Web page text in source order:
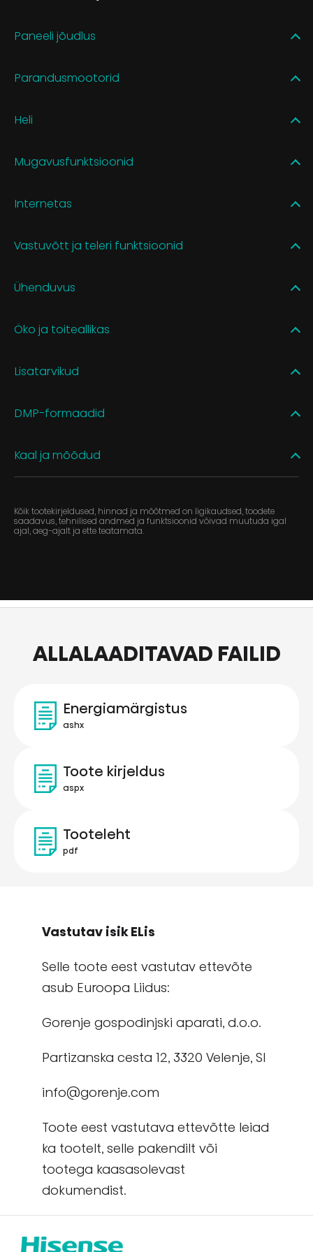
Paneeli jõudlus
Parandusmootorid
Heli
Mugavusfunktsioonid
Internetas
Vastuvõtt ja teleri funktsioonid
Ühenduvus
Öko ja toiteallikas
Lisatarvikud
DMP-formaadid
Kaal ja mõõdud
Kõik tootekirjeldused, hinnad ja mõõtmed on ligikaudsed, toodete
saadavus, tehnilised andmed ja funktsioonid võivad muutuda igal
ajal, aeg-ajalt ja ette teatamata.
ALLALAADITAVAD FAILID
Energiamärgistus
ashx
Toote kirjeldus
aspx
Tooteleht
pdf
Vastutav isik ELis
Selle toote eest vastutav ettevõte
asub Euroopa Liidus:
Gorenje gospodinjski aparati, d.o.o.
Partizanska cesta 12, 3320 Velenje, Sl
info@gorenje.com
Toote eest vastutava ettevõtte leiad
ka tootelt, selle pakendilt või
tootega kaasasolevast
dokumendist.